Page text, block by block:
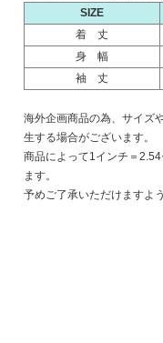
SIZE
着 丈
身 幅
袖 丈
海外企画商品の為、サイズ
生する場合がございます。
商品によって1インチ＝
ます。
予めご了承いただけますよ